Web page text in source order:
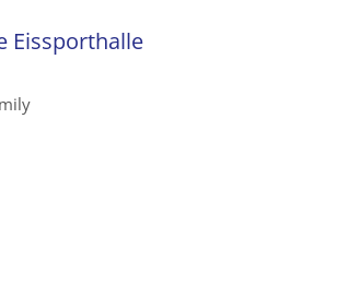
Eissporthalle